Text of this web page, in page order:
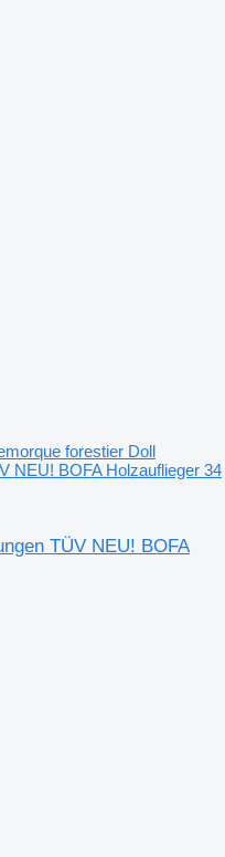
forestier Doll
NEU! BOFA Holzauflieger 34
TÜV NEU! BOFA